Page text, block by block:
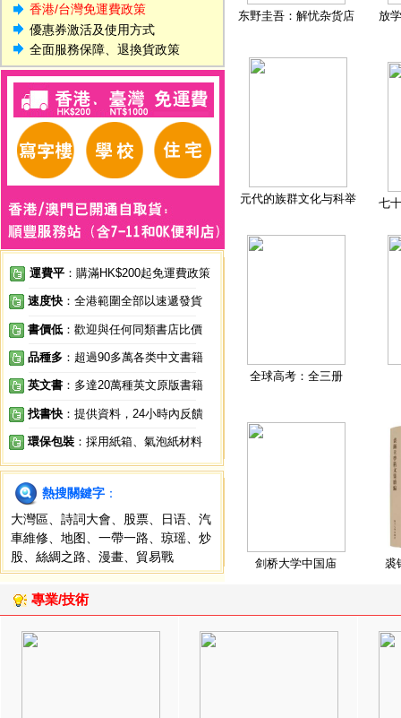
香港/台灣免運費政策
優惠券激活及使用方式
全面服務保障、退換貨政策
運費平 ：購滿HK$200起免運費政策
速度快 ：全港範圍全部以速遞發貨
書價低 ：歡迎與任何同類書店比價
品種多 ：超過90多萬各类中文書籍
英文書 ：多達20萬種英文原版書籍
找書快 ：提供資料，24小時內反饋
環保包裝 ：採用紙箱、氣泡紙材料
熱搜關鍵字 ：
大灣區
詩詞大會 股票 日语
汽
車維修
地图 一帶一路 琼瑶
炒
股
絲綢之路 漫畫 貿易戰
东野圭吾：解忧杂货店 放
元代的族群文化与科举 七
全球高考：全三册
剑桥大学中国庙 裘
專業/技術